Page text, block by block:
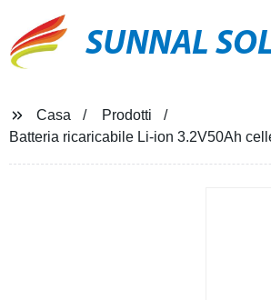
SUNNAL
Casa
Prodotti
Batteria ricaricabile Li-ion 3.2V50Ah